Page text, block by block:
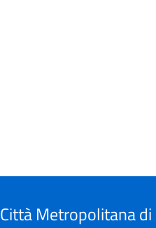
Città Metropolitana